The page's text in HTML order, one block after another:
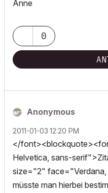
Anne
0
Anonymous
‎2011-01-03 12:20 PM
</
Helvetica, sans-
size="2"
müsste man hierbei